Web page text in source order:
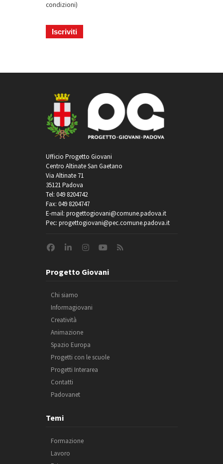
condizioni)
Ufficio Progetto Giovani
Centro Altinate San Gaetano
Via Altinate 71
35121 Padova
Tel: 049 8204742
Fax: 049 8204747
E-mail: progettogiovani@comune.padova.it
Pec: progettogiovani@pec.comune.padova.it
Progetto Giovani
Chi siamo
Informagiovani
Creatività
Animazione
Spazio Europa
Progetti con le scuole
Progetti Interarea
Contatti
Padovanet
Temi
Formazione
Lavoro